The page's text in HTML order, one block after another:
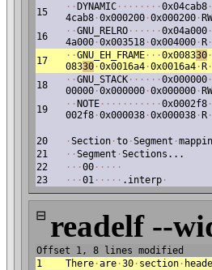
15
· · DYNAMIC · · · · · · · ·0x04cab8 ·
4cab8 ·0x000200 ·0x000200 · RW
16
· ·GNU_RELRO · · · · · ·0x04a000 ·
4a000 ·0x003518 ·0x004000 · R ·
17
· ·GNU_EH_FRAME · · ·0x008330 ·
08330 ·0x0016a4 ·0x0016a4 · R ·
18
· ·GNU_STACK · · · · · ·0x000000 ·
00000 ·0x000000 ·0x000000 · RW
19
· · NOTE · · · · · · · · · · ·0x0002f8 ·
002f8 ·0x000038 ·0x000038 · R ·
20 ·Section ·to ·Segment ·
21
· ·Segment ·Sections...
22
· · ·00 · · · · ·
23
· · ·01 · · · · · .interp ·
⊟ readelf --
Offset 1, 8 lines modified
1
There ·are ·30 · section ·